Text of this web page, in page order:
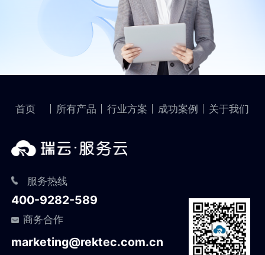
首页 所有产品 行业方案 成功案例 关于我们
服务热线
400-9282-589
商务合作
marketing@rektec.com.cn